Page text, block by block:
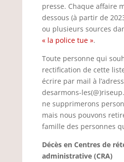
presse. Chaque affaire
dessous (à partir de
ou plusieurs sources
« la police tue ».
Toute personne qui
rectification de cette
écrire par mail à
desarmons-
ne supprimerons
mais nous pouvons
famille des personnes
Décès en Centres de
administrative (CRA)